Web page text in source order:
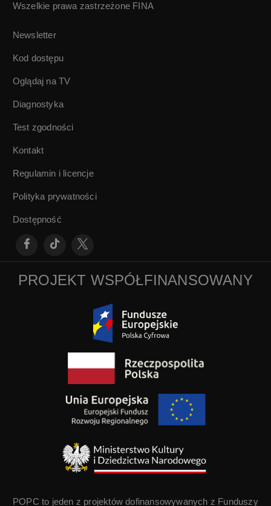
Kordian
Zapiski ze
5/5
Wszelkie prawa zastrzeżone FINA
Newsletter
Kod dostępu
Oglądaj na TV
Diagnostyka
Test zgodności
Kontakt
Regulamin i licencje
Polityka prywatności
Dostępność
PROJEKT WSPÓŁFINANSOWANY
POPC to jeden z projektów dofinansowywanych z Funduszy